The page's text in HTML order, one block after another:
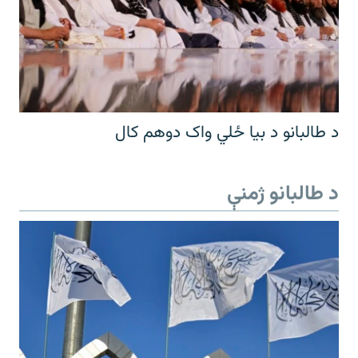
د طالبانو د بیا ځلي واک دوهم کال
د طالبانو ژمنې